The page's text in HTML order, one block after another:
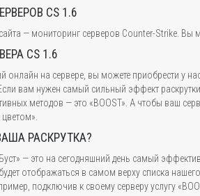
CS 1.6
— мониторинг серверов Counter-Strike. Вы
CS 1.6
онлайн на сервере, вы можете приобрести у
вам нужен самый сильный эффект
методов — это «BOOST». А чтобы ваш
РАСКРУТКА?
— это на сегодняшний день самый
отображаться в самом верху списка
подключив к своему серверу услугу